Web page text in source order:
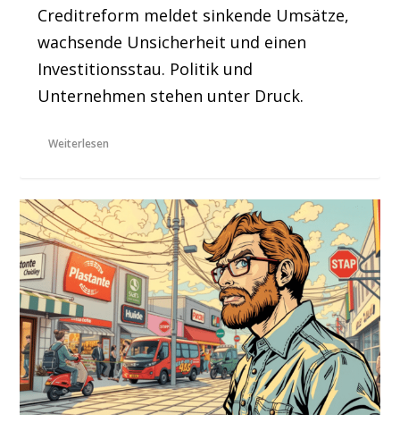
Creditreform meldet sinkende Umsätze,
wachsende Unsicherheit und einen
Investitionsstau. Politik und
Unternehmen stehen unter Druck.
Weiterlesen